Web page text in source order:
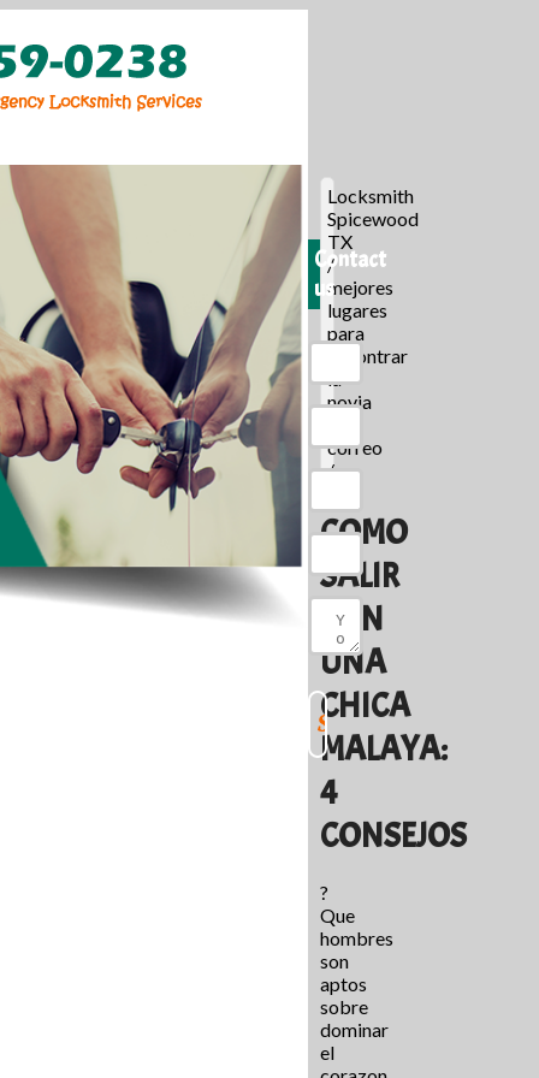
Locksmith
Spicewood
TX
/
mejores
lugares
para
encontrar
la
novia
correo
/
COMO
SALIR
CON
UNA
CHICA
MALAYA:
4
CONSEJOS
?
Que
hombres
son
aptos
sobre
dominar
el
Contact
us